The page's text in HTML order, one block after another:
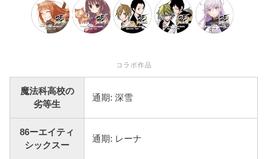
コラボ作品
魔法科高校の
劣等生
通期: 深雪
86ーエイティ
シックスー
通期: レーナ